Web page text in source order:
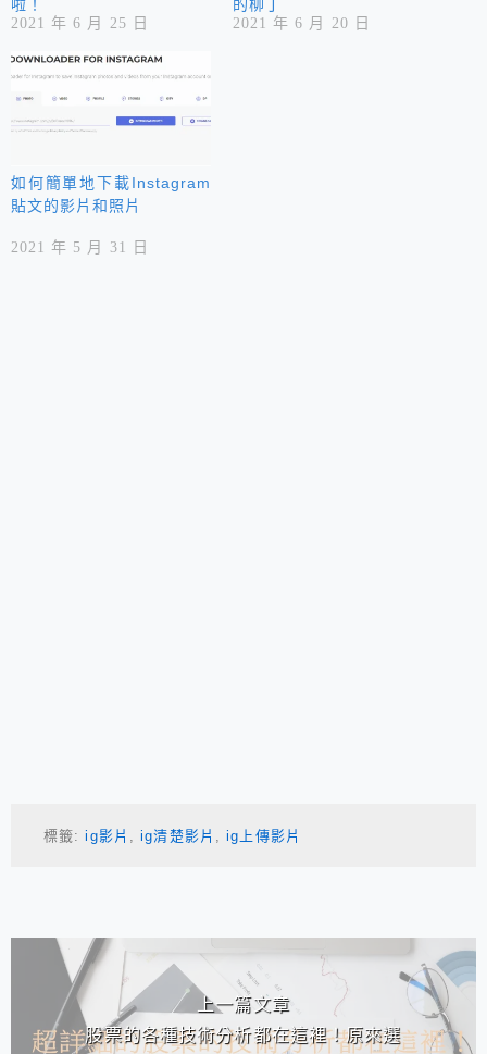
啦！
2021 年 6 月 25 日
的柳丁
2021 年 6 月 20 日
如何簡單地下載Instagram
貼文的影片和照片
2021 年 5 月 31 日
標籤:ig影片 ,ig清楚影片 ,ig上傳影片
相連文章
上一篇文章
股票的各種技術分析都在這裡！原來選